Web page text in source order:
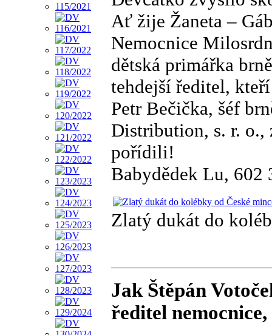
Ať žije Žaneta –
Nemocnice
dětská primářka
tehdejší ředitel,
Petr Bečička, šéf
Distribution, s. r. o.,
pořídili!
Babydědek Lu, 602
Zlatý dukát do
Jak Štěpán
ředitel